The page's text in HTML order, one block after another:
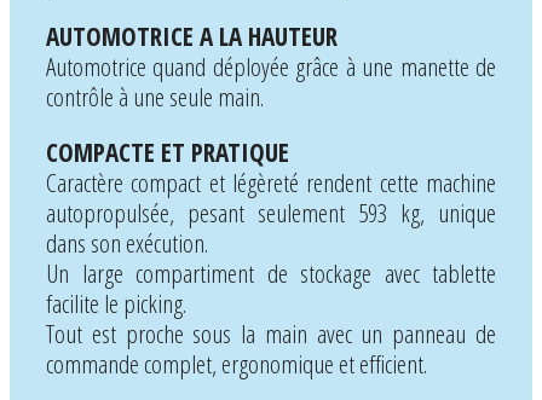
AUTOMOTRICE A LA HAUTEUR
Automotrice quand déployée grâce à une manette de
contrôle à une seule main.
COMPACTE ET PRATIQUE
Caractère compact et légèreté rendent cette machine
autopropulsée, pesant seulement 593 kg, unique
dans son exécution.
Un large compartiment de stockage avec tablette
facilite le picking.
Tout est proche sous la main avec un panneau de
commande complet, ergonomique et efficient.